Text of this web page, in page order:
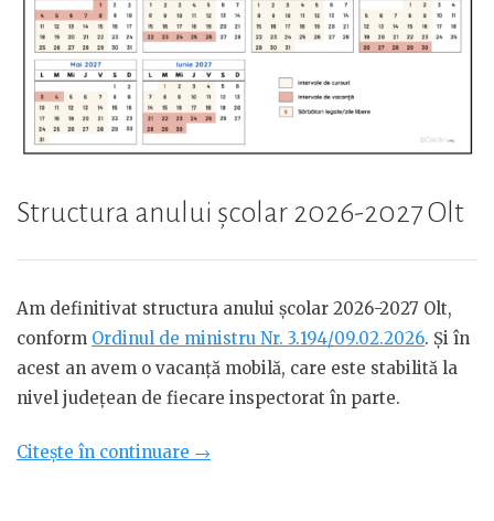
Structura anului școlar 2026-2027 Olt
Am definitivat structura anului școlar 2026-2027 Olt,
conform Ordinul de ministru Nr. 3.194/09.02.2026. Și în
acest an avem o vacanță mobilă, care este stabilită la
nivel județean de fiecare inspectorat în parte.
Citește în continuare „Structura
→